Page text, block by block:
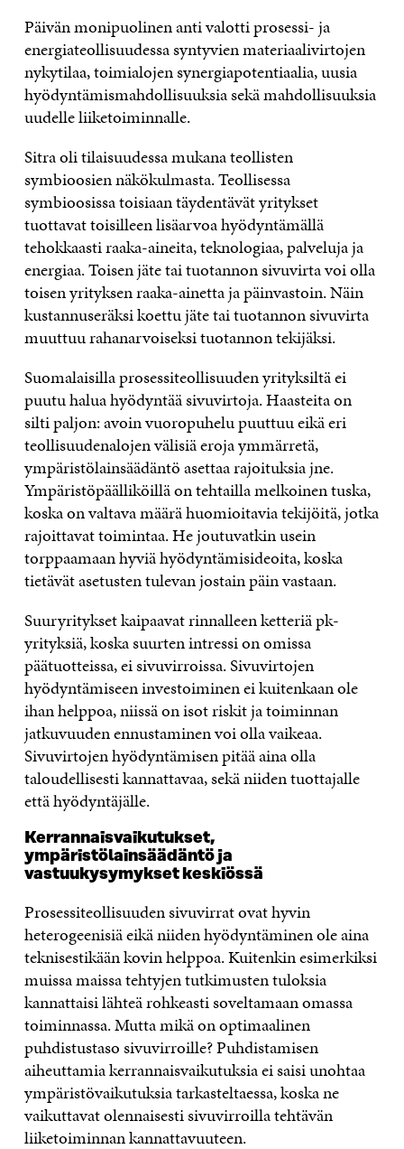
Päivän monipuolinen anti valotti prosessi- ja
energiateollisuudessa syntyvien materiaalivirtojen
nykytilaa, toimialojen synergiapotentiaalia, uusia
hyödyntämismahdollisuuksia sekä mahdollisuuksia
uudelle liiketoiminnalle.
Sitra oli tilaisuudessa mukana teollisten
symbioosien näkökulmasta. Teollisessa
symbioosissa toisiaan täydentävät yritykset
tuottavat toisilleen lisäarvoa hyödyntämällä
tehokkaasti raaka-aineita, teknologiaa, palveluja ja
energiaa. Toisen jäte tai tuotannon sivuvirta voi olla
toisen yrityksen raaka-ainetta ja päinvastoin. Näin
kustannuseräksi koettu jäte tai tuotannon sivuvirta
muuttuu rahanarvoiseksi tuotannon tekijäksi.
Suomalaisilla prosessiteollisuuden yrityksiltä ei
puutu halua hyödyntää sivuvirtoja. Haasteita on
silti paljon: avoin vuoropuhelu puuttuu eikä eri
teollisuudenalojen välisiä eroja ymmärretä,
ympäristölainsäädäntö asettaa rajoituksia jne.
Ympäristöpäälliköillä on tehtailla melkoinen tuska,
koska on valtava määrä huomioitavia tekijöitä, jotka
rajoittavat toimintaa. He joutuvatkin usein
torppaamaan hyviä hyödyntämisideoita, koska
tietävät asetusten tulevan jostain päin vastaan.
Suuryritykset kaipaavat rinnalleen ketteriä pk-
yrityksiä, koska suurten intressi on omissa
päätuotteissa, ei sivuvirroissa. Sivuvirtojen
hyödyntämiseen investoiminen ei kuitenkaan ole
ihan helppoa, niissä on isot riskit ja toiminnan
jatkuvuuden ennustaminen voi olla vaikeaa.
Sivuvirtojen hyödyntämisen pitää aina olla
taloudellisesti kannattavaa, sekä niiden tuottajalle
että hyödyntäjälle.
Kerrannaisvaikutukset,
ympäristölainsäädäntö ja
vastuukysymykset keskiössä
Prosessiteollisuuden sivuvirrat ovat hyvin
heterogeenisiä eikä niiden hyödyntäminen ole aina
teknisestikään kovin helppoa. Kuitenkin esimerkiksi
muissa maissa tehtyjen tutkimusten tuloksia
kannattaisi lähteä rohkeasti soveltamaan omassa
toiminnassa. Mutta mikä on optimaalinen
puhdistustaso sivuvirroille? Puhdistamisen
aiheuttamia kerrannaisvaikutuksia ei saisi unohtaa
ympäristövaikutuksia tarkasteltaessa, koska ne
vaikuttavat olennaisesti sivuvirroilla tehtävän
liiketoiminnan kannattavuuteen.